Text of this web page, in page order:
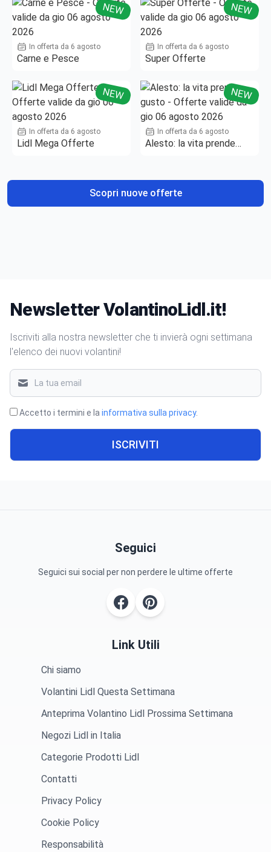
NEW
In offerta da 6 agosto
Carne e Pesce
NEW
In offerta da 6 agosto
Super Offerte
NEW
In offerta da 6 agosto
Lidl Mega Offerte
NEW
In offerta da 6 agosto
Alesto: la vita prende
Scopri nuove offerte
Newsletter VolantinoLidl.it!
Iscriviti alla nostra newsletter che ti invierà ogni settimana
l'elenco dei nuovi volantini!
Accetto i termini e la informativa sulla privacy.
ISCRIVITI
Seguici
Seguici sui social per non perdere le ultime offerte
Link Utili
Chi siamo
Volantini Lidl Questa Settimana
Anteprima Volantino Lidl Prossima Settimana
Negozi Lidl in Italia
Categorie Prodotti Lidl
Contatti
Privacy Policy
Cookie Policy
Responsabilità